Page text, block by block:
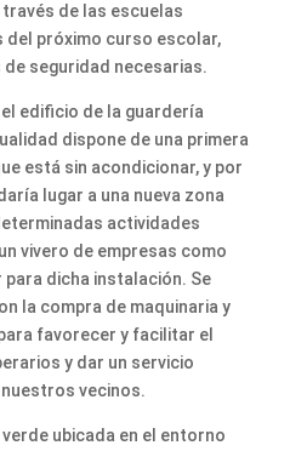
de las escuelas
del próximo curso escolar,
seguridad necesarias.
edificio de la guardería
dispone de una primera
está sin acondicionar, y por
lugar a una nueva zona
actividades
vivero de empresas como
dicha instalación. Se
la compra de maquinaria y
favorecer y facilitar el
y dar un servicio
vecinos.
ubicada en el entorno